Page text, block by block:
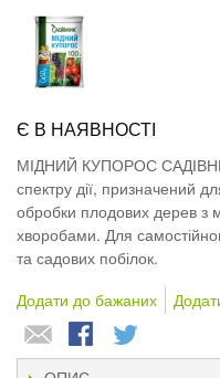
Є В НАЯВНОСТІ
МІДНИЙ КУПОРОС
спектру дії, призначений
обробки плодових дерев з
хворобами. Для
та садових побілок.
Додати до бажаних